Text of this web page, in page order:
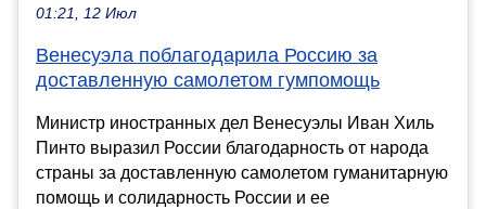
01:21, 12 Июл
Венесуэла поблагодарила Россию за
доставленную самолетом гумпомощь
Министр иностранных дел Венесуэлы Иван Хиль
Пинто выразил России благодарность от народа
страны за доставленную самолетом гуманитарную
помощь и солидарность России и ее